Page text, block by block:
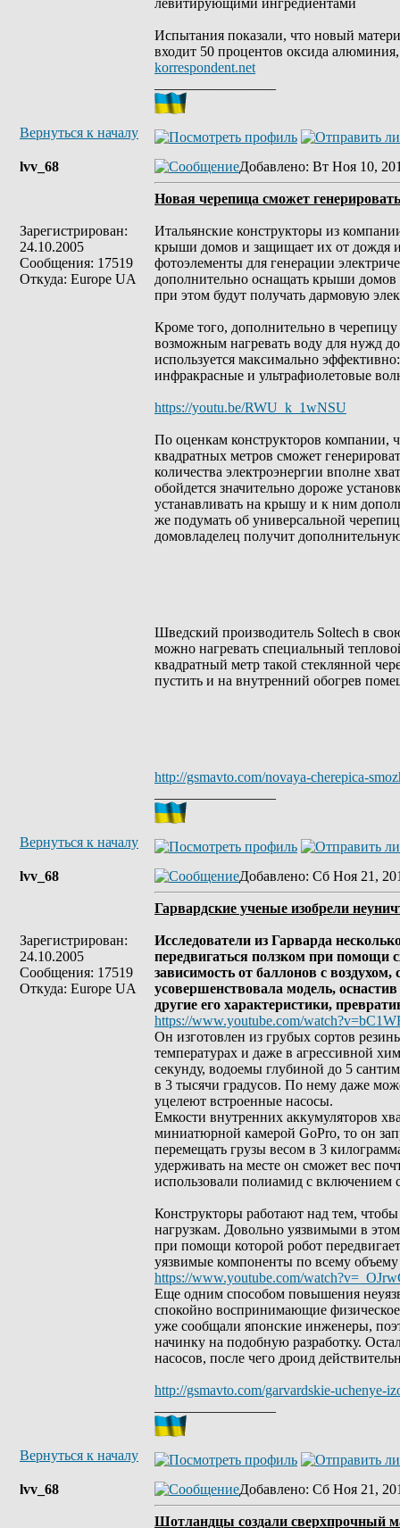
левитирующими ингредиентами
Испытания показали, что новый
входит 50 процентов оксида
korrespondent.net
Вернуться к началу
lvv_68
Зарегистрирован:
24.10.2005
Сообщения: 17519
Откуда: Europe UA
Добавлено: Вт Ноя 10,
Новая черепица сможет
Итальянские конструкторы из
крыши домов и защищает их от дождя
фотоэлементы для генерации
дополнительно оснащать крыши
при этом будут получать дармовую
Кроме того, дополнительно в
возможным нагревать воду для нужд
используется максимально
инфракрасные и ультрафиолетовые
https://youtu.be/RWU_k_1wNSU
По оценкам конструкторов
квадратных метров сможет
количества электроэнергии вполне
обойдется значительно дороже
устанавливать на крышу и к ним
же подумать об универсальной
домовладелец получит
Шведский производитель Soltech в
можно нагревать специальный
квадратный метр такой стеклянной
пустить и на внутренний обогрев
http://gsmavto.com/novaya-cherepica-
Вернуться к началу
lvv_68
Зарегистрирован:
24.10.2005
Сообщения: 17519
Откуда: Europe UA
Добавлено: Сб Ноя 21,
Гарвардские ученые изобрели
Исследователи из Гарварда
передвигаться ползком при помощи
зависимость от баллонов с
усовершенствовала модель,
другие его характеристики,
https://www.youtube.com/
Он изготовлен из грубых сортов
температурах и даже в агрессивной
секунду, водоемы глубиной до 5
в 3 тысячи градусов. По нему даже
уцелеют встроенные насосы.
Емкости внутренних аккумуляторов
миниатюрной камерой GoPro, то он
перемещать грузы весом в 3
удерживать на месте он сможет вес
использовали полиамид с включением
Конструкторы работают над тем,
нагрузкам. Довольно уязвимыми в
при помощи которой робот
уязвимые компоненты по всему
https://www.youtube.com/
Еще одним способом повышения
спокойно воспринимающие
уже сообщали японские инженеры,
начинку на подобную разработку.
насосов, после чего дроид
http://gsmavto.com/garvardskie-uchenye-
Вернуться к началу
lvv_68 Добавлено: Сб Ноя 21,
Шотландцы создали сверхпрочный